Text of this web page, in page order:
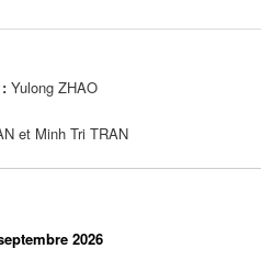
:Yulong ZHAO
et Minh Tri TRAN
2026